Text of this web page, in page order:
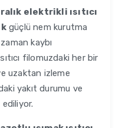
elektrikli ısıtıcı
güçlü nem kurutma
kaybı
filomuzdaki her bir
uzaktan izleme
yakıt durumu ve